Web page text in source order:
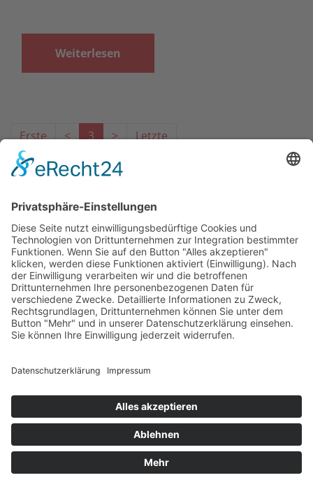
Weiterlesen
Erste < 3 > Letzte
Das Projekt zur Implementierung der Einheitlichen
Ansprechstellen für Arbeitgeber gemäß § 185a SGB IX in
Hessen wird gefördert aus Mitteln des LWV Hessen
Integrationsamtes. Das Projekt wird unter Einbindung
des Hessischen Ministeriums für Arbeit, Integration,
Jugend und Soziales von der Forschungsstelle des
Bildungswerks der Hessischen Wirtschaft e. V.
durchgeführt.
DATENSCHUTZ